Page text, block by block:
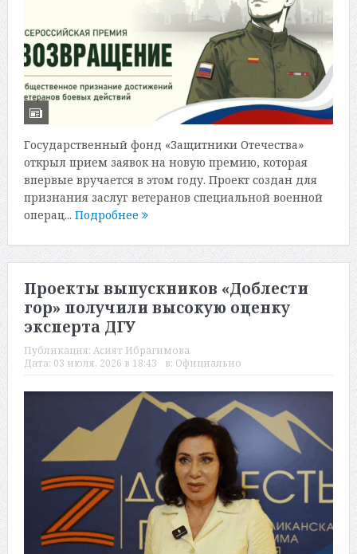
Государственный фонд «Защитники Отечества»
открыл прием заявок на новую премию, которая
впервые вручается в этом году. Проект создан для
признания заслуг ветеранов специальной военной
операц... Подробнее
Проекты выпускников «Доблести
гор» получили высокую оценку
эксперта ДГУ
Публикация: Асият Ибрагимова
Дата: 03 июля, 2026 в 18:43 в: Официально